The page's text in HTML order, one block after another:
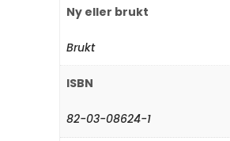
Ny eller brukt
Brukt
ISBN
82-03-08624-1